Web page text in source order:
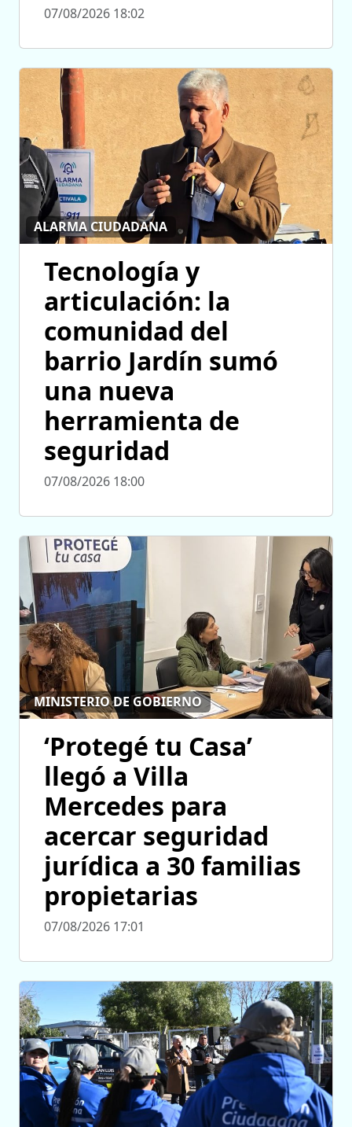
07/08/2026 18:02
ALARMA CIUDADANA
Tecnología y
articulación: la
comunidad del
barrio Jardín sumó
una nueva
herramienta de
seguridad
07/08/2026 18:00
MINISTERIO DE GOBIERNO
‘Protegé tu Casa’
llegó a Villa
Mercedes para
acercar seguridad
jurídica a 30 familias
propietarias
07/08/2026 17:01